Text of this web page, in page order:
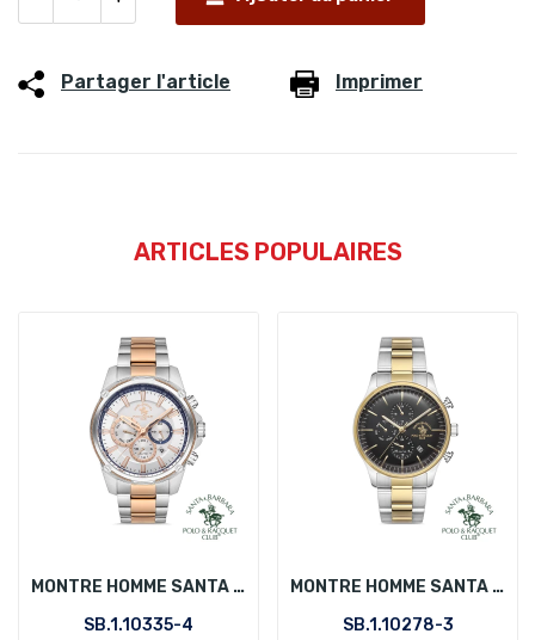
Partager l'article Imprimer
ARTICLES POPULAIRES
MONTRE HOMME SANTA BARBARA POLO SB.1.10335-4
SB.1.10335-4
MONTRE HOMME SANTA BARBARA POLO SB.1.10278-3
SB.1.10278-3